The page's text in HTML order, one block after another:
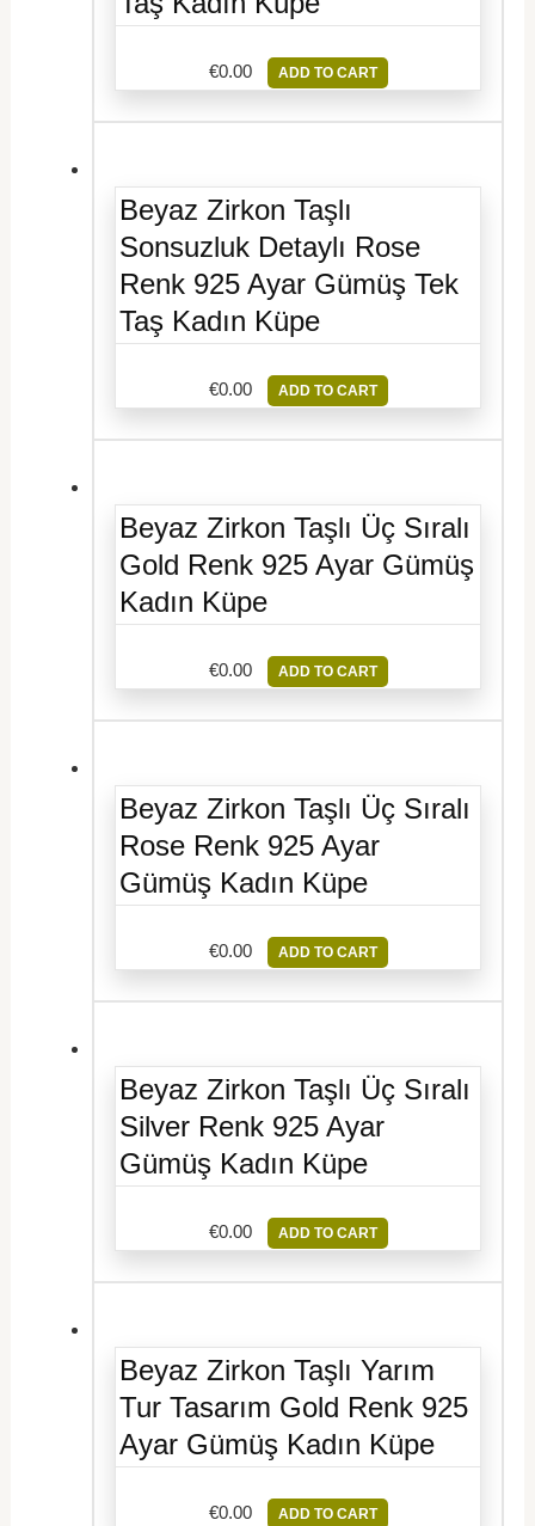
€0.00 ADD TO CART
Beyaz Zirkon Taşlı
Sonsuzluk Detaylı Rose
Renk 925 Ayar Gümüş Tek
Taş Kadın Küpe
€0.00 ADD TO CART
Beyaz Zirkon Taşlı Üç Sıralı
Gold Renk 925 Ayar Gümüş
Kadın Küpe
€0.00 ADD TO CART
Beyaz Zirkon Taşlı Üç Sıralı
Rose Renk 925 Ayar
Gümüş Kadın Küpe
€0.00 ADD TO CART
Beyaz Zirkon Taşlı Üç Sıralı
Silver Renk 925 Ayar
Gümüş Kadın Küpe
€0.00 ADD TO CART
Beyaz Zirkon Taşlı Yarım
Tur Tasarım Gold Renk 925
Ayar Gümüş Kadın Küpe
€0.00 ADD TO CART